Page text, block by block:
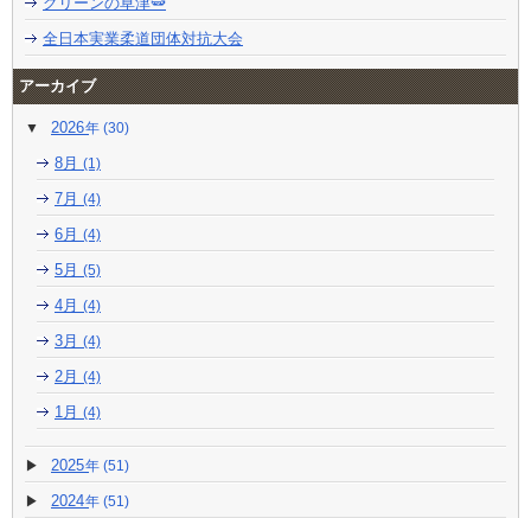
全日本実業柔道団体対抗大会
アーカイブ
2026 (30)
8月 (1)
7月 (4)
6月 (4)
5月 (5)
4月 (4)
3月 (4)
2月 (4)
1月 (4)
2025 (51)
2024 (51)